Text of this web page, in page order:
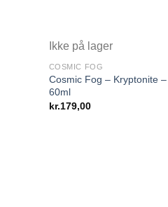
Ikke på lager
COSMIC FOG
Cosmic Fog – Kryptonite –
60ml
kr.179,00